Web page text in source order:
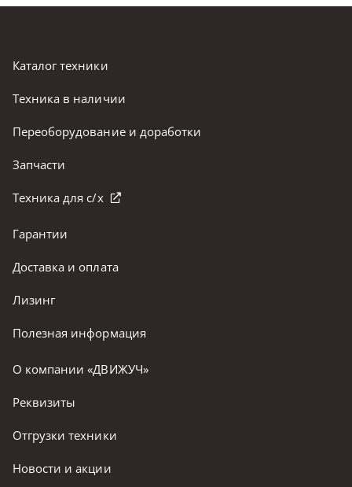
Каталог техники
Техника в наличии
Переоборудование и доработки
Запчасти
Техника для с/х
Гарантии
Доставка и оплата
Лизинг
Полезная информация
О компании «ДВИЖУЧ»
Реквизиты
Отгрузки техники
Новости и акции